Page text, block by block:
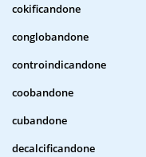
cokificandone
conglobandone
controindicandone
coobandone
cubandone
decalcificandone